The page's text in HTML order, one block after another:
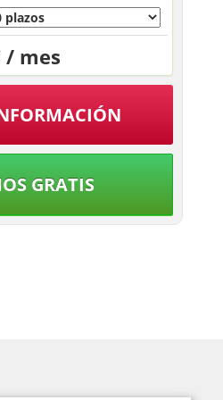
/ mes
GRATIS